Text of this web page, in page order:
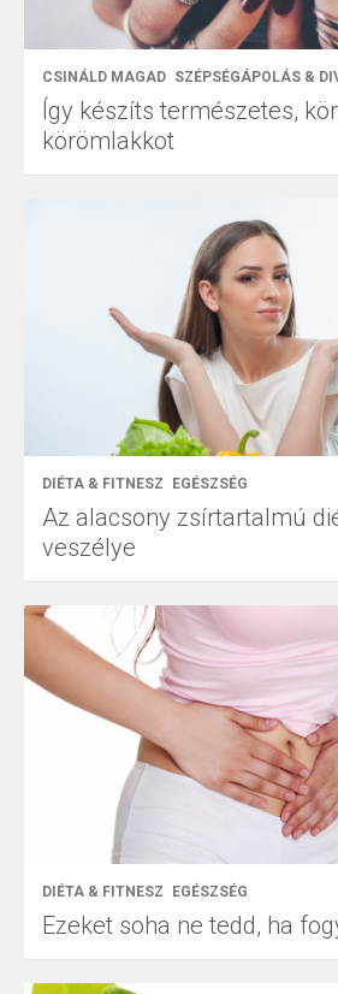
CSINÁLD MAGAD SZÉPSÉGÁPOLÁS &
Így készíts természetes,
körömlakkot
DIÉTA & FITNESZ EGÉSZSÉG
Az alacsony zsírtartalmú
veszélye
DIÉTA & FITNESZ EGÉSZSÉG
Ezeket soha ne tedd, ha